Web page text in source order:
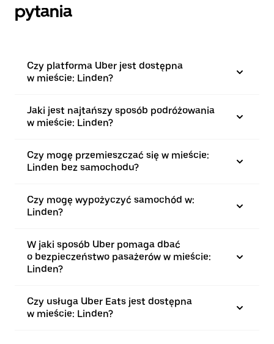
pytania
Czy platforma Uber jest dostępna
w mieście: Linden?
Jaki jest najtańszy sposób podróżowania
w mieście: Linden?
Czy mogę przemieszczać się w mieście:
Linden bez samochodu?
Czy mogę wypożyczyć samochód w:
Linden?
W jaki sposób Uber pomaga dbać
o bezpieczeństwo pasażerów w mieście:
Linden?
Czy usługa Uber Eats jest dostępna
w mieście: Linden?